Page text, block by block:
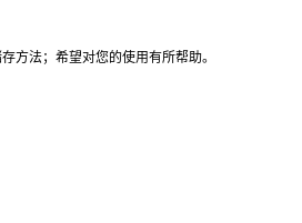
方法；希望对您的使用有所帮助。